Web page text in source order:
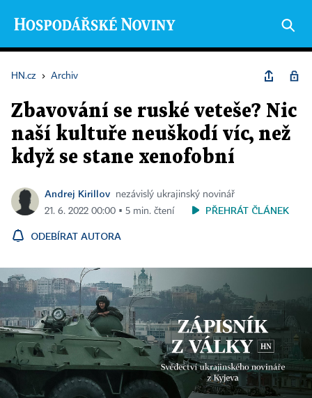
HN.cz › Archiv
Zbavování se ruské veteše? Nic
naší kultuře neuškodí víc, než
když se stane xenofobní
Andrej Kirillov
nezávislý ukrajinský novinář
21. 6. 2022 00:00 ▪ 5 min. čtení
PŘEHRÁT ČLÁNEK
ODEBÍRAT AUTORA